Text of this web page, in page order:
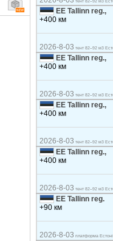
тент 82–92 м3
EE Tallinn reg.,
+400 км
2026-8-03 тент 82–92 м3
EE Tallinn reg.,
+400 км
2026-8-03 тент 82–92 м3
EE Tallinn reg.,
+400 км
2026-8-03 тент 82–92 м3
EE Tallinn reg.,
+400 км
2026-8-03 тент 82–92 м3
EE Tallinn reg.
+90 км
2026-8-03 платформа